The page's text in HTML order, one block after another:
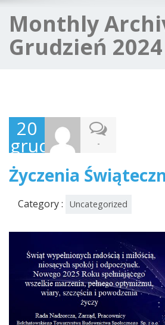
Monthly
Grudzień 2024
20
grudnia,
2024
-
Życzenia
Category : Uncategorized